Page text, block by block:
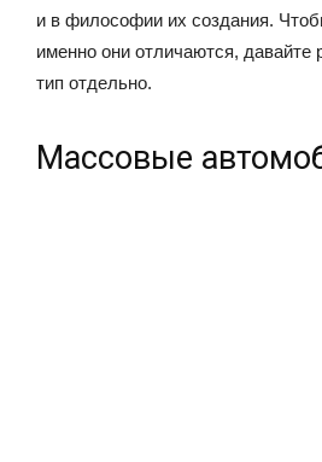
и в философии их создания.
именно они отличаются,
тип отдельно.
Массовые